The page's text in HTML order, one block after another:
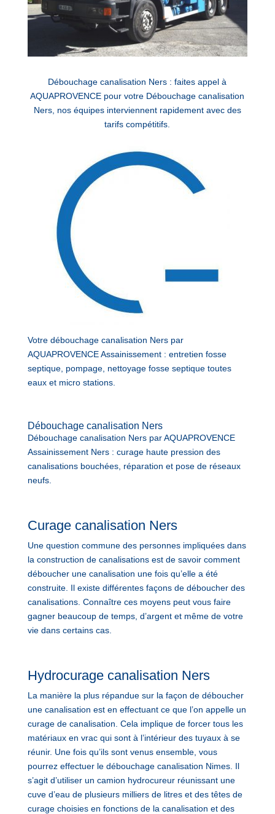
Débouchage canalisation Ners : faites appel à
AQUAPROVENCE pour votre Débouchage canalisation
Ners, nos équipes interviennent rapidement avec des
tarifs compétitifs.
Votre débouchage canalisation Ners par
AQUAPROVENCE Assainissement : entretien fosse
septique, pompage, nettoyage fosse septique toutes
eaux et micro stations.
Débouchage canalisation Ners
Débouchage canalisation Ners par AQUAPROVENCE
Assainissement Ners : curage haute pression des
canalisations bouchées, réparation et pose de réseaux
neufs.
Curage canalisation Ners
Une question commune des personnes impliquées dans
la construction de canalisations est de savoir comment
déboucher une canalisation une fois qu’elle a été
construite. Il existe différentes façons de déboucher des
canalisations. Connaître ces moyens peut vous faire
gagner beaucoup de temps, d’argent et même de votre
vie dans certains cas.
Hydrocurage canalisation Ners
La manière la plus répandue sur la façon de déboucher
une canalisation est en effectuant ce que l’on appelle un
curage de canalisation. Cela implique de forcer tous les
matériaux en vrac qui sont à l’intérieur des tuyaux à se
réunir. Une fois qu’ils sont venus ensemble, vous
pourrez effectuer le débouchage canalisation Nimes. Il
s’agit d’utiliser un camion hydrocureur réunissant une
cuve d’eau de plusieurs milliers de litres et des têtes de
curage choisies en fonctions de la canalisation et des